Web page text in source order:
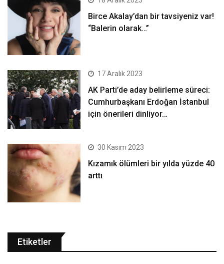
Birce Akalay’dan bir tavsiyeniz var!
“Balerin olarak…”
17 Aralık 2023
AK Parti’de aday belirleme süreci:
Cumhurbaşkanı Erdoğan İstanbul
için önerileri dinliyor…
30 Kasım 2023
Kızamık ölümleri bir yılda yüzde 40
arttı
Etiketler